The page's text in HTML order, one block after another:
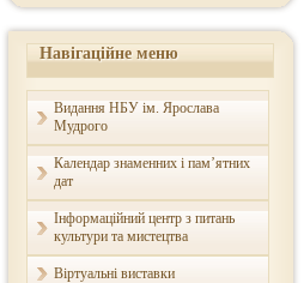
Навігаційне меню
Видання НБУ ім. Ярослава
Мудрого
Календар знаменних і пам’ятних
дат
Інформаційний центр з питань
культури та мистецтва
Віртуальні виставки